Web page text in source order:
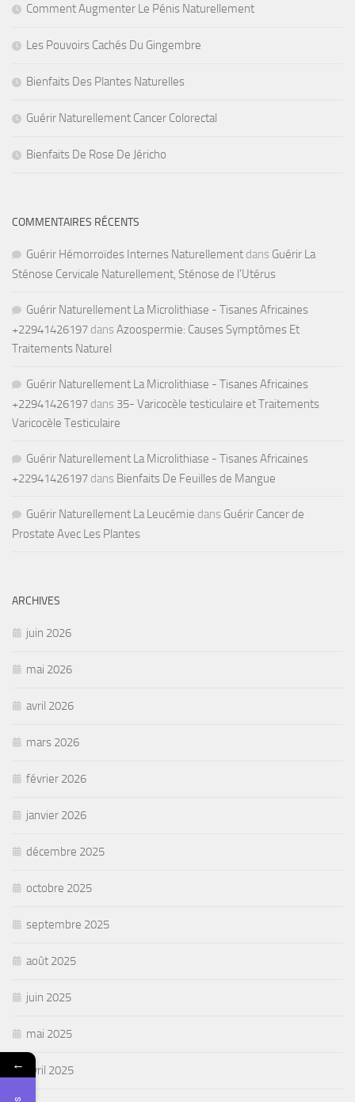
Comment Augmenter Le Pénis Naturellement
Les Pouvoirs Cachés Du Gingembre
Bienfaits Des Plantes Naturelles
Guérir Naturellement Cancer Colorectal
Bienfaits De Rose De Jéricho
COMMENTAIRES RÉCENTS
Guérir Hémorroïdes Internes Naturellement dans Guérir La
Sténose Cervicale Naturellement, Sténose de l’Utérus
Guérir Naturellement La Microlithiase - Tisanes Africaines
+22941426197 dans Azoospermie: Causes Symptômes Et
Traitements Naturel
Guérir Naturellement La Microlithiase - Tisanes Africaines
+22941426197 dans 35- Varicocèle testiculaire et Traitements
Varicocèle Testiculaire
Guérir Naturellement La Microlithiase - Tisanes Africaines
+22941426197 dans Bienfaits De Feuilles de Mangue
Guérir Naturellement La Leucémie dans Guérir Cancer de
Prostate Avec Les Plantes
ARCHIVES
juin 2026
mai 2026
avril 2026
mars 2026
février 2026
janvier 2026
décembre 2025
octobre 2025
septembre 2025
août 2025
juin 2025
mai 2025
avril 2025
←